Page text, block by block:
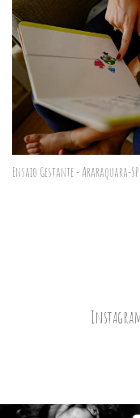
Ensaio Gestante - Araraquara-